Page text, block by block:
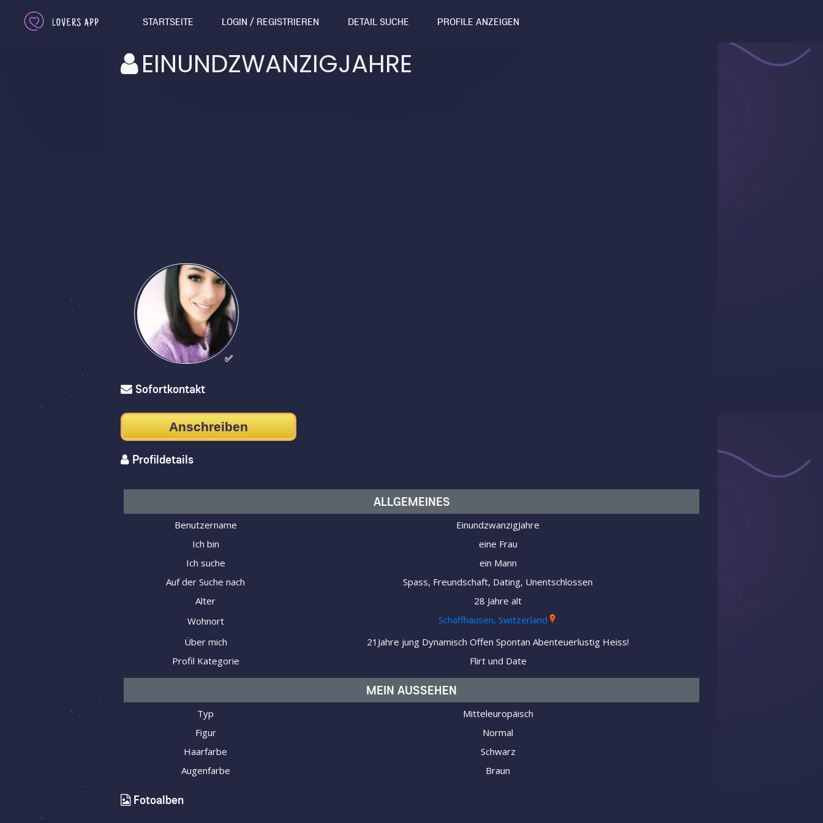
STARTSEITE LOGIN / REGISTRIEREN DETAIL SUCHE PROFILE ANZEIGEN
EINUNDZWANZIGJAHRE
✅
Sofortkontakt
Anschreiben
Profildetails
ALLGEMEINES
Benutzername
EinundzwanzigJahre
Ich bin
eine Frau
Ich suche
ein Mann
Auf der Suche nach
Spass, Freundschaft, Dating, Unentschlossen
Alter
28 Jahre alt
Wohnort
Schaffhausen, Switzerland
Über mich
21Jahre jung Dynamisch Offen Spontan Abenteuerlustig Heiss!
Profil Kategorie
Flirt und Date
MEIN AUSSEHEN
Typ
Mitteleuropäisch
Figur
Normal
Haarfarbe
Schwarz
Augenfarbe
Braun
Fotoalben